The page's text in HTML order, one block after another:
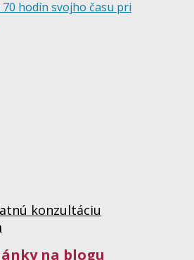
konzultáciu
na blogu